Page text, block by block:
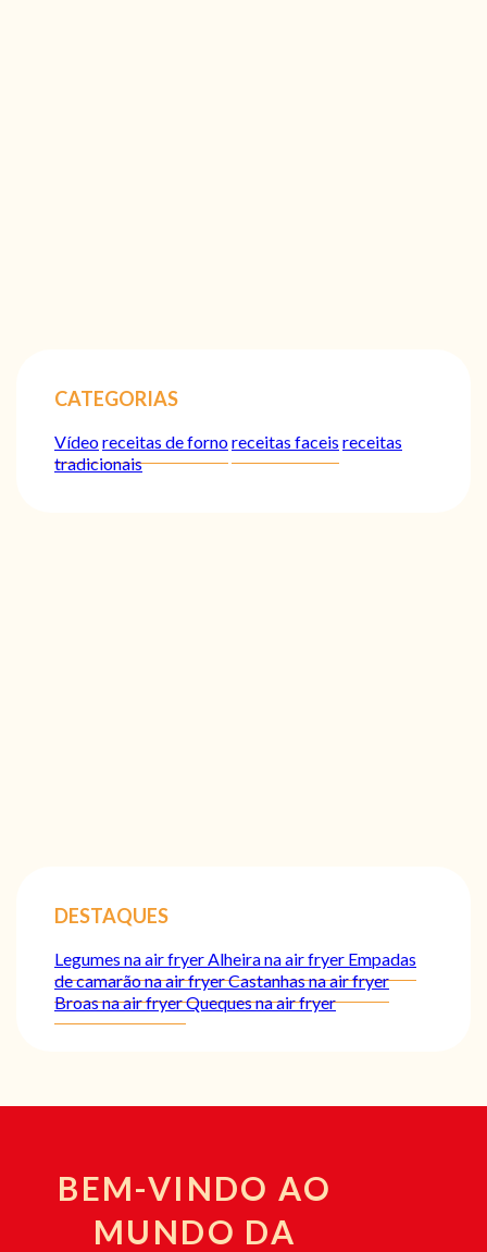
CATEGORIAS
Vídeoreceitas de fornoreceitas faceis receitas
tradicionais
DESTAQUES
Legumes na air fryerAlheira na air fryer Empadas
de camarão na air fryerCastanhas na air fryer
Broas na air fryerQueques na air fryer
BEM-VINDO AO
MUNDO DA